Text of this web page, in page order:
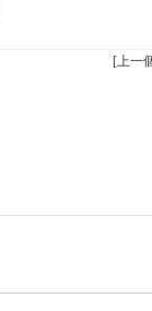
[上一